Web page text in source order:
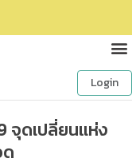
Login
จุดเปลี่ยนแห่ง